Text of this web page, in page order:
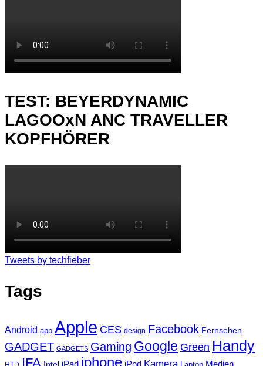
TEST: BEYERDYNAMIC
LAGOOxN ANC TRAVELLER
KOPFHÖRER
Tweets by techfieber
Tags
Android app Apple CES design Facebook Fernsehen
GADGET GADGETS Gaming Google Green Handy
IFA Intel iPad iphone iPod Medien